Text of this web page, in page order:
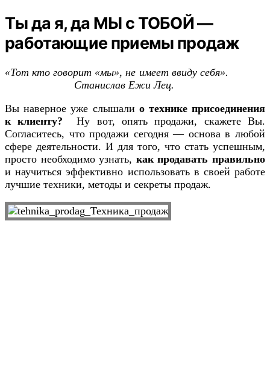
Ты да я, да МЫ с ТОБОЙ —
работающие приемы продаж
«Тот кто говорит «мы», не имеет ввиду себя».
Станислав Ежи Лец.
Вы наверное уже слышали о технике присоединения
к клиенту? Ну вот, опять продажи, скажете Вы.
Согласитесь, что продажи сегодня — основа в любой
сфере деятельности. И для того, что стать успешным,
просто необходимо узнать, как продавать правильно
и научиться эффективно использовать в своей работе
лучшие техники, методы и секреты продаж.